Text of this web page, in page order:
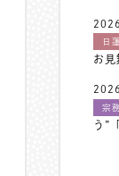
日
お見
宗
う”